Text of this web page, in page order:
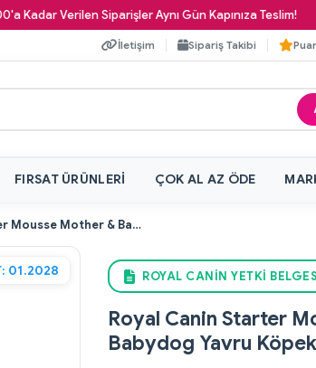
Siparişler Aynı Gün Kapınıza Teslim!
İletişim Sipariş Takibi
FIRSAT ÜRÜNLERI ÇOK AL AZ ÖDE
Royal Canin Starter Mousse Mother & Babydog Yavru Köpek Konservesi 195 gr
01.2028 ROYAL CANIN YETKI
Royal Canin Starter
Babydog Yavru